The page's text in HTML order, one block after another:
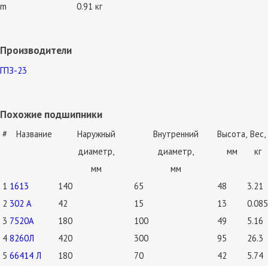
m
0.91 кг
Производители
ГПЗ-23
Похожие подшипники
# Название
Наружный
диаметр,
мм
Внутренний
диаметр,
мм
Высота,
мм
Вес,
кг
1 1613 140 65 48
3.21
2 302 А 42 15 13
0.085
3 7520А 180 100 49
5.16
4 8260Л 420 300 95
26.3
5 66414 Л 180 70 42
5.74